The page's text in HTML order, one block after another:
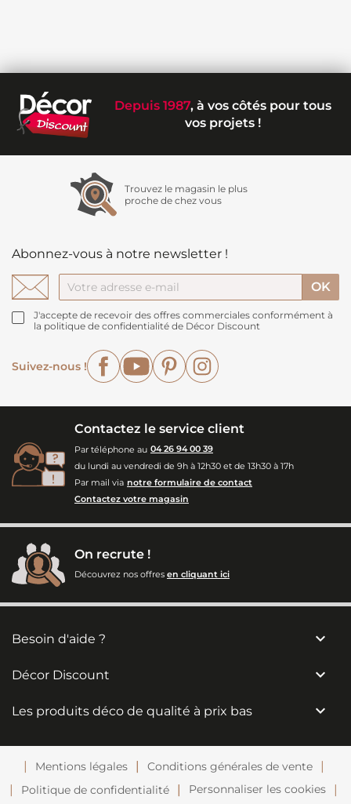
Depuis 1987, à vos côtés pour tous
vos projets !
Trouvez le magasin le plus
proche de chez vous
Abonnez-vous à notre newsletter !
J'accepte de recevoir des offres commerciales conformément à
la politique de confidentialité de Décor Discount
Suivez-nous !
FacebookYouTubePinterest
Contactez le service client
Par téléphone au 04 26 94 00 39
du lundi au vendredi de 9h à 12h30 et de 13h30 à 17h
Par mail via notre formulaire de contact
Contactez votre magasin
On recrute !
Découvrez nos offres en cliquant ici
Besoin d'aide ? 
Décor Discount 
Les produits déco de qualité à prix bas 
Mentions légales
Conditions générales de vente
Politique de confidentialité
Personnaliser les cookies